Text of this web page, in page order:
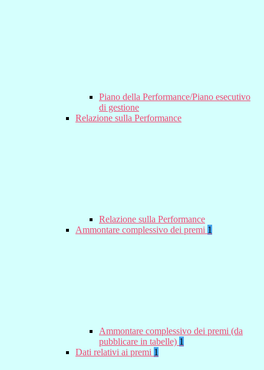
Piano della Performance/Piano esecutivo
di gestione
Relazione sulla Performance
Relazione sulla Performance
Ammontare complessivo dei premi 1
Ammontare complessivo dei premi (da
pubblicare in tabelle) 1
Dati relativi ai premi 1